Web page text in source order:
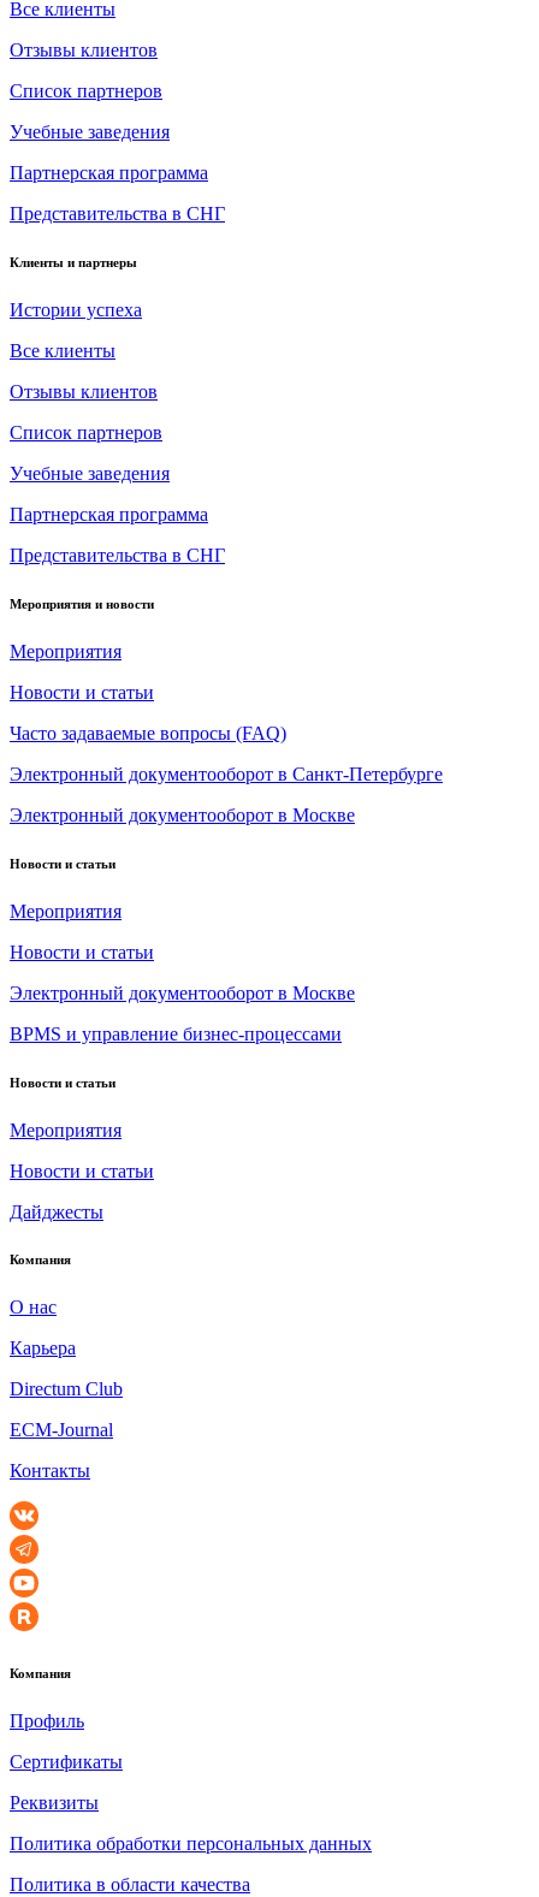
Все клиенты
Отзывы клиентов
Список партнеров
Учебные заведения
Партнерская программа
Представительства в СНГ
Клиенты и партнеры
Истории успеха
Все клиенты
Отзывы клиентов
Список партнеров
Учебные заведения
Партнерская программа
Представительства в СНГ
Мероприятия и новости
Мероприятия
Новости и статьи
Часто задаваемые вопросы (FAQ)
Электронный документооборот в Санкт-Петербурге
Электронный документооборот в Москве
Новости и статьи
Мероприятия
Новости и статьи
Электронный документооборот в Москве
BPMS и управление бизнес-процессами
Новости и статьи
Мероприятия
Новости и статьи
Дайджесты
Компания
О нас
Карьера
Directum Club
ECM-Journal
Контакты
Компания
Профиль
Сертификаты
Реквизиты
Политика обработки персональных данных
Политика в области качества